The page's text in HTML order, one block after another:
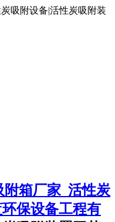
箱厂家_活性炭
保设备工程有